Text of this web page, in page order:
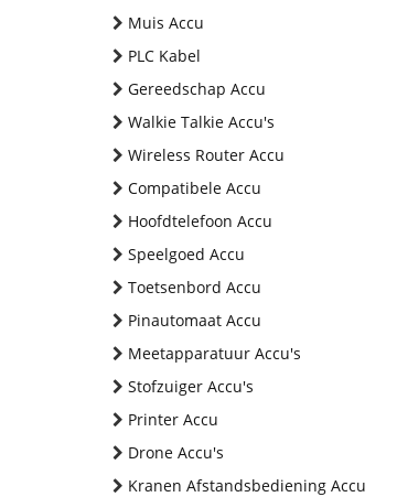
Muis Accu
PLC Kabel
Gereedschap Accu
Walkie Talkie Accu's
Wireless Router Accu
Compatibele Accu
Hoofdtelefoon Accu
Speelgoed Accu
Toetsenbord Accu
Pinautomaat Accu
Meetapparatuur Accu's
Stofzuiger Accu's
Printer Accu
Drone Accu's
Kranen Afstandsbediening Accu